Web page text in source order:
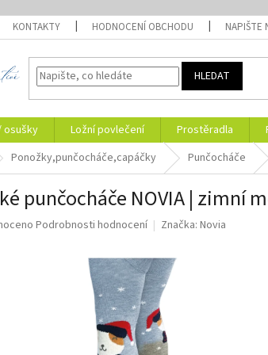
KONTAKTY HODNOCENÍ OBCHODU NAPIŠTE
HLEDAT
osušky Ložní povlečení Prostěradla
Ponožky,punčocháče,capáčky Punčocháče
punčocháče NOVIA | zimní
Podrobnosti hodnocení Značka: Novia